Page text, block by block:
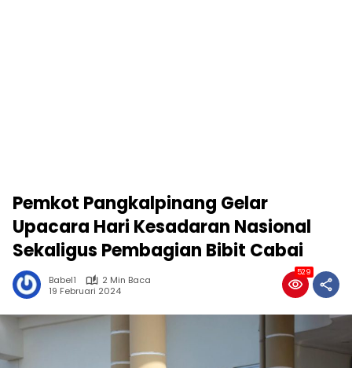
Pemkot Pangkalpinang Gelar
Upacara Hari Kesadaran Nasional
Sekaligus Pembagian Bibit Cabai
Babel1
2 Min Baca
19 Februari 2024
529